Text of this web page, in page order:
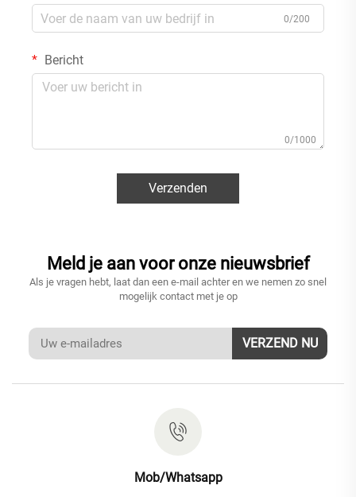
0/200
Bericht
0/1000
Verzenden
Meld je aan voor onze nieuwsbrief
Als je vragen hebt, laat dan een e-mail achter en we nemen zo snel
mogelijk contact met je op
VERZEND NU
Mob/Whatsapp